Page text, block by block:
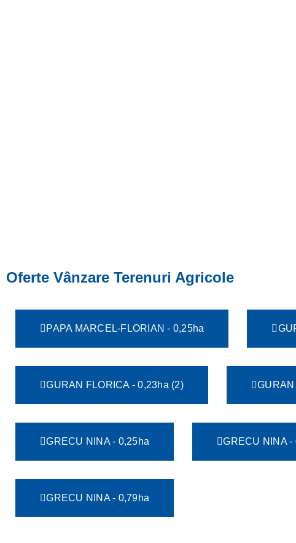
Oferte Vânzare Terenuri Agricole
PAPA MARCEL-FLORIAN - 0,25ha
GURAN FLORICA - 0,23ha (2) GURAN
GRECU NINA - 0,25ha GRECU NINA -
GRECU NINA - 0,79ha